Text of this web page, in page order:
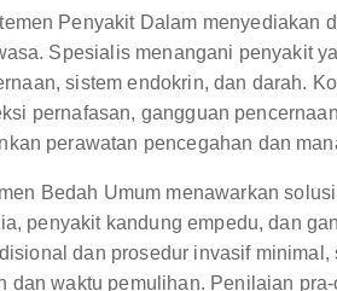
Penyakit Dalam menyediakan
Spesialis menangani penyakit
sistem endokrin, dan darah.
pernafasan, gangguan
perawatan pencegahan dan
Bedah Umum menawarkan
penyakit kandung empedu, dan
dan prosedur invasif
dan waktu pemulihan. Penilaian